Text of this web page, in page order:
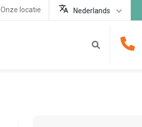
Nederlands
Onze locatie